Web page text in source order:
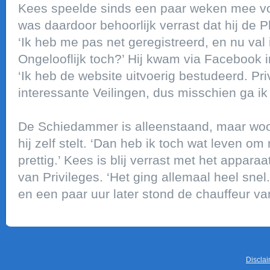
Kees speelde sinds een paar weken mee
was daardoor behoorlijk verrast dat hij de
‘Ik heb me pas net geregistreerd, en nu
Ongelooflijk toch?’ Hij kwam via
‘Ik heb de website uitvoerig bestudeerd.
interessante Veilingen, dus misschien ga ik
De Schiedammer is alleenstaand, maar
hij zelf stelt. ‘Dan heb ik toch wat leven
prettig.’ Kees is blij verrast met het
van Privileges. ‘Het ging allemaal heel
en een paar uur later stond de chauffeur